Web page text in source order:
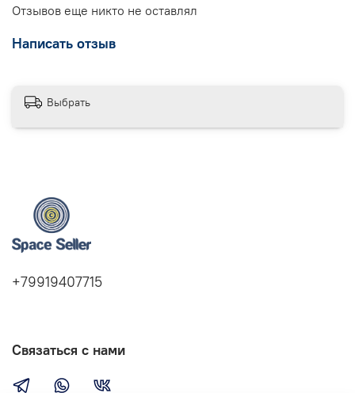
Отзывов еще никто не оставлял
Написать отзыв
Выбрать
+79919407715
Связаться с нами